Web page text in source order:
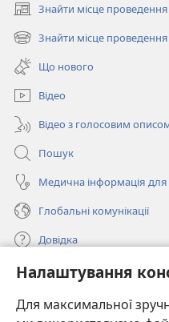
Налаштування
Для максимальної
Знайти місце проведення
(відкривається
у
новому
вікні)
Знайти місце
(відкривається
новому
вікні)
Що нового
Відео
Відео з голосовим
Пошук
Медична інформація для
Глобальні комунікації
Довідка
Пожертви
(відкривається
у